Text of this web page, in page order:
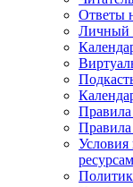
Ответы
Личный
Правила
Правила
Условия